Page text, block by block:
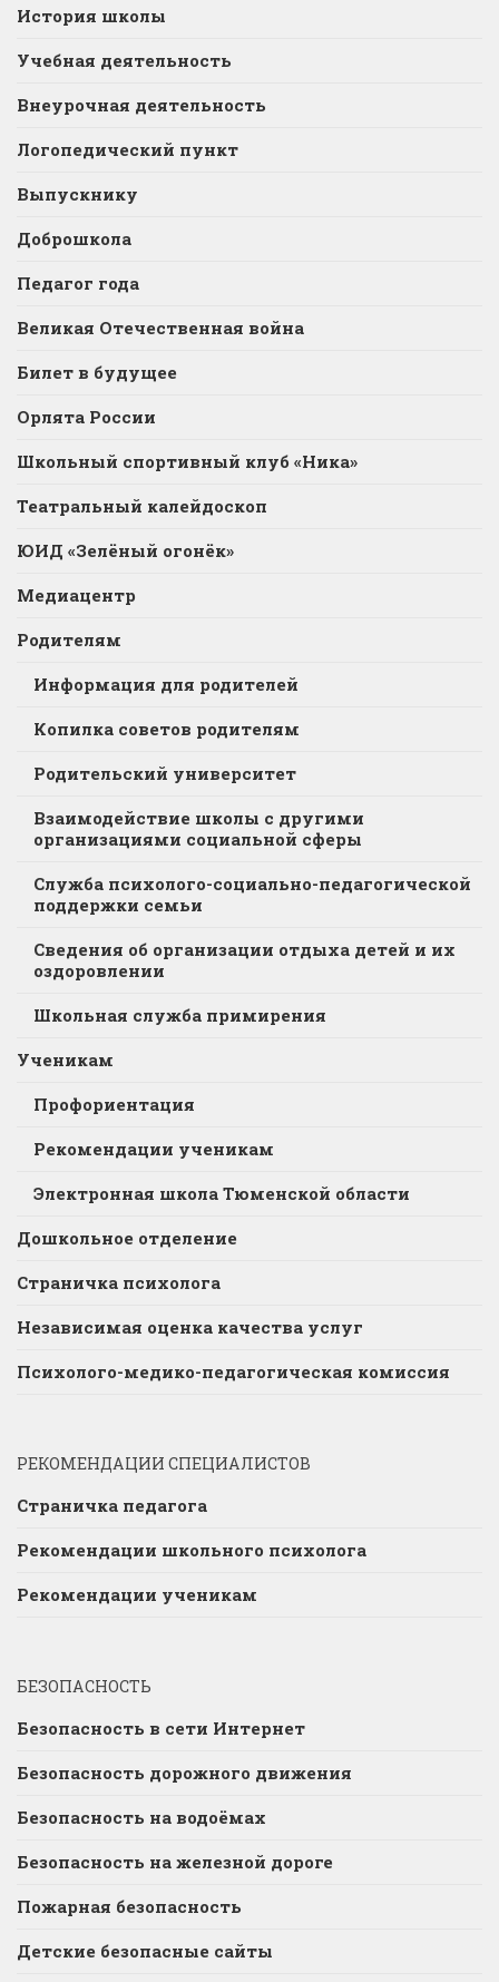
История школы
Учебная деятельность
Внеурочная деятельность
Логопедический пункт
Выпускнику
Доброшкола
Педагог года
Великая Отечественная война
Билет в будущее
Орлята России
Школьный спортивный клуб «Ника»
Театральный калейдоскоп
ЮИД «Зелёный огонёк»
Медиацентр
Родителям
Информация для родителей
Копилка советов родителям
Родительский университет
Взаимодействие школы с другими
организациями социальной сферы
Служба психолого-социально-педагогической
поддержки семьи
Сведения об организации отдыха детей и их
оздоровлении
Школьная служба примирения
Ученикам
Профориентация
Рекомендации ученикам
Электронная школа Тюменской области
Дошкольное отделение
Страничка психолога
Независимая оценка качества услуг
Психолого-медико-педагогическая комиссия
РЕКОМЕНДАЦИИ СПЕЦИАЛИСТОВ
Страничка педагога
Рекомендации школьного психолога
Рекомендации ученикам
БЕЗОПАСНОСТЬ
Безопасность в сети Интернет
Безопасность дорожного движения
Безопасность на водоёмах
Безопасность на железной дороге
Пожарная безопасность
Детские безопасные сайты